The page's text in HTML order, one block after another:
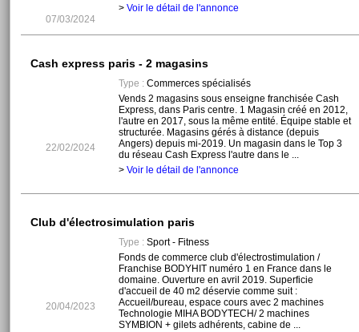
07/03/2024
> Voir le détail de l'annonce
Cash express paris - 2 magasins
22/02/2024
Type :Commerces spécialisés
Vends 2 magasins sous enseigne franchisée Cash
Express, dans Paris centre. 1 Magasin créé en 2012,
l'autre en 2017, sous la même entité. Équipe stable et
structurée. Magasins gérés à distance (depuis
Angers) depuis mi-2019. Un magasin dans le Top 3
du réseau Cash Express l'autre dans le ...
> Voir le détail de l'annonce
Club d'électrosimulation paris
20/04/2023
Type :Sport - Fitness
Fonds de commerce club d'électrostimulation /
Franchise BODYHIT numéro 1 en France dans le
domaine. Ouverture en avril 2019. Superficie
d'accueil de 40 m2 déservie comme suit :
Accueil/bureau, espace cours avec 2 machines
Technologie MIHA BODYTECH/ 2 machines
SYMBION + gilets adhérents, cabine de ...